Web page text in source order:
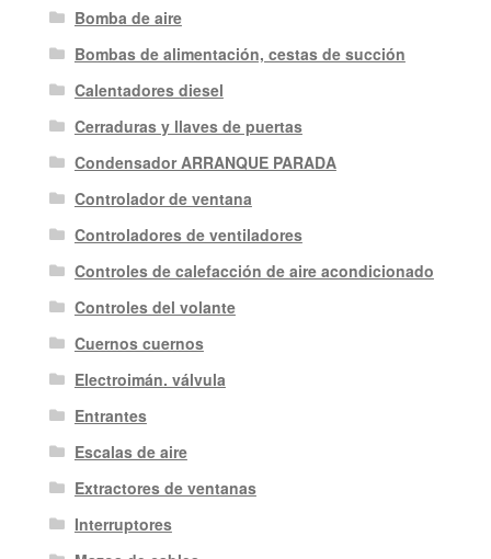
Bomba de aire
Bombas de alimentación, cestas de succión
Calentadores diesel
Cerraduras y llaves de puertas
Condensador ARRANQUE PARADA
Controlador de ventana
Controladores de ventiladores
Controles de calefacción de aire acondicionado
Controles del volante
Cuernos cuernos
Electroimán. válvula
Entrantes
Escalas de aire
Extractores de ventanas
Interruptores